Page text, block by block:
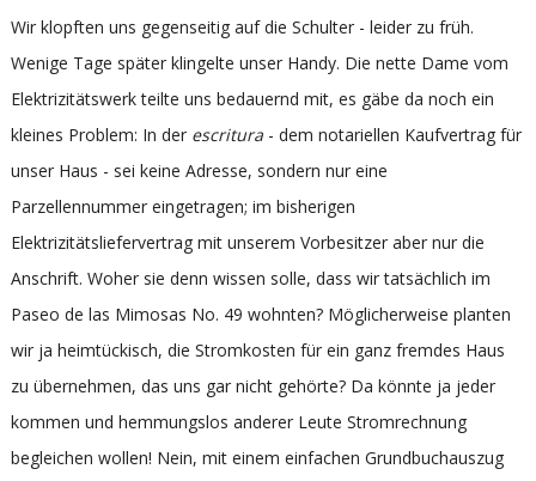
Wir klopften uns gegenseitig auf die Schulter - leider zu früh.
Wenige Tage später klingelte unser Handy. Die nette Dame vom
Elektrizitätswerk teilte uns bedauernd mit, es gäbe da noch ein
kleines Problem: In der escritura- dem notariellen Kaufvertrag für
unser Haus - sei keine Adresse, sondern nur eine
Parzellennummer eingetragen; im bisherigen
Elektrizitätsliefervertrag mit unserem Vorbesitzer aber nur die
Anschrift. Woher sie denn wissen solle, dass wir tatsächlich im
Paseo de las Mimosas No. 49 wohnten? Möglicherweise planten
wir ja heimtückisch, die Stromkosten für ein ganz fremdes Haus
zu übernehmen, das uns gar nicht gehörte? Da könnte ja jeder
kommen und hemmungslos anderer Leute Stromrechnung
begleichen wollen! Nein, mit einem einfachen Grundbuchauszug